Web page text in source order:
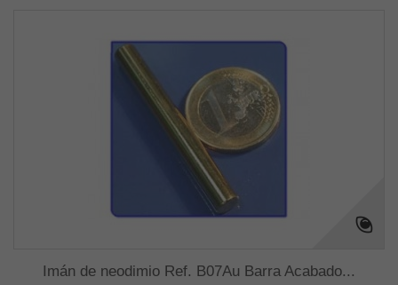
Imán de neodimio Ref. B07Au Barra Acabado...